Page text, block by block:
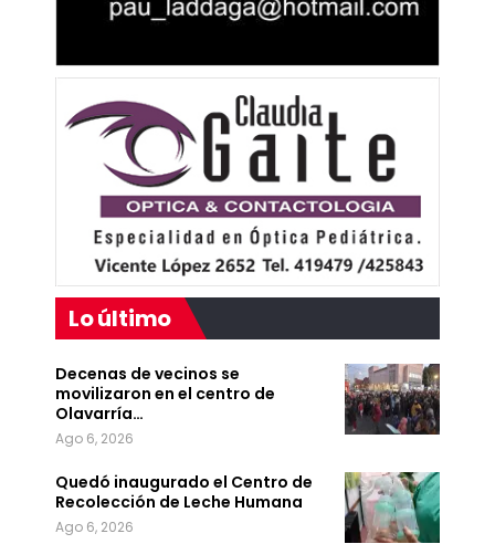
Lo último
Decenas de vecinos se
movilizaron en el centro de
Olavarría…
Ago 6, 2026
Quedó inaugurado el Centro de
Recolección de Leche Humana
Ago 6, 2026